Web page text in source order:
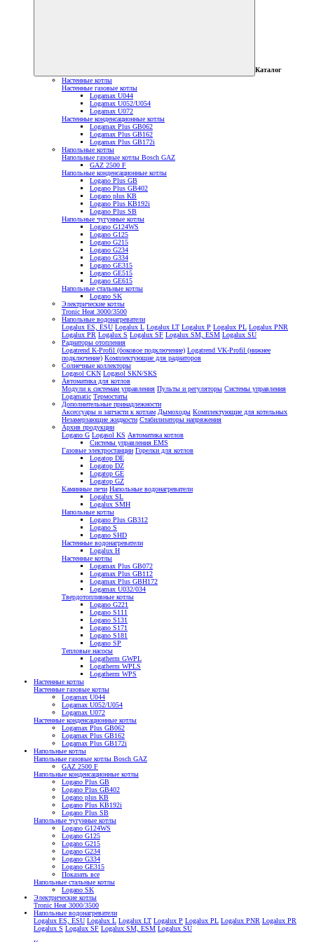
Каталог
Настенные котлы
Настенные газовые котлы
Logamax U044
Logamax U052/U054
Logamax U072
Настенные конденсационные котлы
Logamax Plus GB062
Logamax Plus GB162
Logamax Plus GB172i
Напольные котлы
Напольные газовые котлы Bosch GAZ
GAZ 2500 F
Напольные конденсационные котлы
Logano Plus GB
Logano Plus GB402
Logano plus KB
Logano Plus KB192i
Logano Plus SB
Напольные чугунные котлы
Logano G124WS
Logano G125
Logano G215
Logano G234
Logano G334
Logano GE315
Logano GE515
Logano GE615
Напольные стальные котлы
Logano SK
Электрические котлы
Tronic Heat 3000/3500
Напольные водонагреватели
Logalux ES, ESU Logalux L Logalux LT Logalux P Logalux PL Logalux PNR
Logalux PR Logalux S Logalux SF Logalux SM, ESM Logalux SU
Радиаторы отопления
Logatrend K-Profil (боковое подключение) Logatrend VK-Profil (нижнее
подключение) Комплектующие для радиаторов
Солнечные коллекторы
Logasol CKN Logasol SKN/SKS
Автоматика для котлов
Модули к системам управления Пульты и регуляторы Системы управления
Logamatic Термостаты
Дополнительные принадлежности
Аксессуары и запчасти к котлам Дымоходы Комплектующие для котельных
Незамерзающие жидкости Стабилизаторы напряжения
Архив продукции
Logano G Logasol KS Автоматика котлов
Системы управления EMS
Газовые электростанции Горелки для котлов
Logatop DE
Logatop DZ
Logatop GE
Logatop GZ
Каминные печи Напольные водонагреватели
Logalux SL
Logalux SMH
Напольные котлы
Logano Plus GB312
Logano S
Logano SHD
Настенные водонагреватели
Logalux H
Настенные котлы
Logamax Plus GB072
Logamax Plus GB112
Logamax Plus GBH172
Logamax U032/034
Твердотопливные котлы
Logano G221
Logano S111
Logano S131
Logano S171
Logano S181
Logano SP
Тепловые насосы
Logatherm GWPL
Logatherm WPLS
Logatherm WPS
Настенные котлы
Настенные газовые котлы
Logamax U044
Logamax U052/U054
Logamax U072
Настенные конденсационные котлы
Logamax Plus GB062
Logamax Plus GB162
Logamax Plus GB172i
Напольные котлы
Напольные газовые котлы Bosch GAZ
GAZ 2500 F
Напольные конденсационные котлы
Logano Plus GB
Logano Plus GB402
Logano plus KB
Logano Plus KB192i
Logano Plus SB
Напольные чугунные котлы
Logano G124WS
Logano G125
Logano G215
Logano G234
Logano G334
Logano GE315
Показать все
Напольные стальные котлы
Logano SK
Электрические котлы
Tronic Heat 3000/3500
Напольные водонагреватели
Logalux ES, ESU Logalux L Logalux LT Logalux P Logalux PL Logalux PNR Logalux PR
Logalux S Logalux SF Logalux SM, ESM Logalux SU